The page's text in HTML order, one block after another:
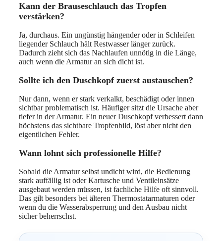
Kann der Brauseschlauch das Tropfen
verstärken?
Ja, durchaus. Ein ungünstig hängender oder in Schleifen
liegender Schlauch hält Restwasser länger zurück.
Dadurch zieht sich das Nachlaufen unnötig in die Länge,
auch wenn die Armatur an sich dicht ist.
Sollte ich den Duschkopf zuerst austauschen?
Nur dann, wenn er stark verkalkt, beschädigt oder innen
sichtbar problematisch ist. Häufiger sitzt die Ursache aber
tiefer in der Armatur. Ein neuer Duschkopf verbessert dann
höchstens das sichtbare Tropfenbild, löst aber nicht den
eigentlichen Fehler.
Wann lohnt sich professionelle Hilfe?
Sobald die Armatur selbst undicht wird, die Bedienung
stark auffällig ist oder Kartusche und Ventileinsätze
ausgebaut werden müssen, ist fachliche Hilfe oft sinnvoll.
Das gilt besonders bei älteren Thermostatarmaturen oder
wenn du die Wasserabsperrung und den Ausbau nicht
sicher beherrschst.